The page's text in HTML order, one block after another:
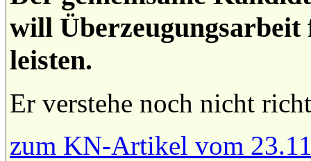
will
leisten.
Er verstehe noch nicht
zum KN-Artikel vom